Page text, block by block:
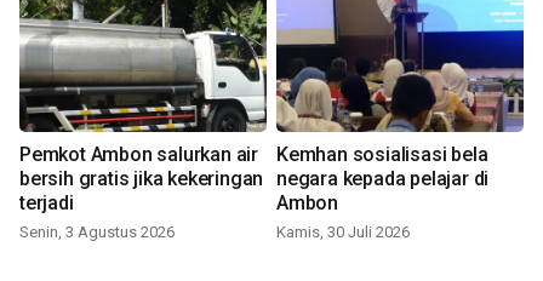
Pemkot Ambon salurkan air
bersih gratis jika kekeringan
terjadi
Senin, 3 Agustus 2026
Kemhan sosialisasi bela
negara kepada pelajar di
Ambon
Kamis, 30 Juli 2026